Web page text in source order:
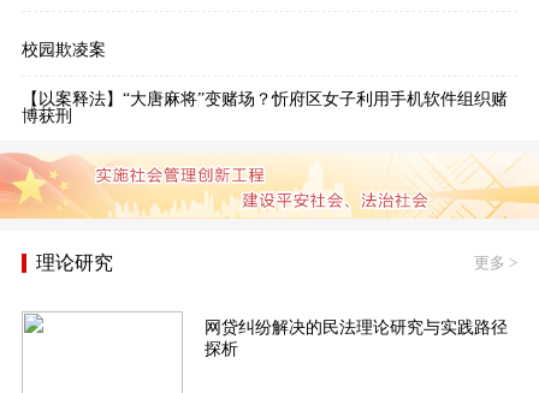
校园欺凌案
【以案释法】“大唐麻将”变赌场？忻府区女子利用手机软件组织赌
博获刑
理论研究 更多 >
网贷纠纷解决的民法理论研究与实践路径
探析